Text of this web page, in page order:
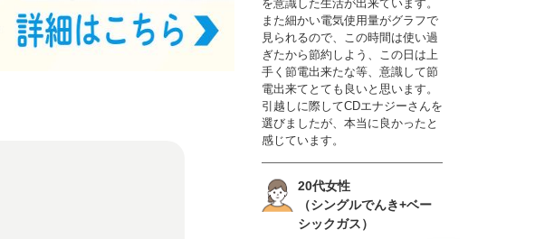
を意識した生活が出来ています。
また細かい電気使用量がグラフで
見られるので、この時間は使い過
ぎたから節約しよう、この日は上
手く節電出来たな等、意識して節
電出来てとても良いと思います。
引越しに際してCDエナジーさんを
選びましたが、本当に良かったと
感じています。
20代女性
（シングルでんき+ベー
シックガス）